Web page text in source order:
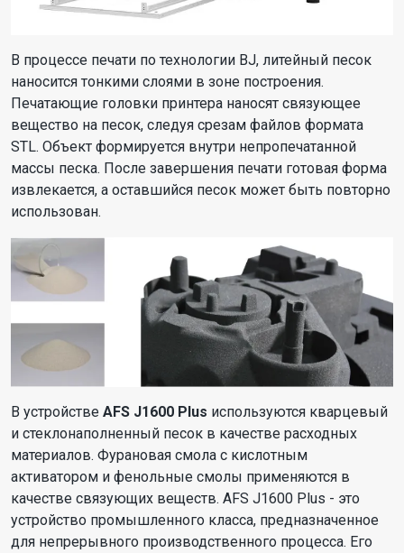
В процессе печати по технологии BJ, литейный песок
наносится тонкими слоями в зоне построения.
Печатающие головки принтера наносят связующее
вещество на песок, следуя срезам файлов формата
STL. Объект формируется внутри непропечатанной
массы песка. После завершения печати готовая форма
извлекается, а оставшийся песок может быть повторно
использован.
В устройстве AFS J1600 Plus используются кварцевый
и стеклонаполненный песок в качестве расходных
материалов. Фурановая смола с кислотным
активатором и фенольные смолы применяются в
качестве связующих веществ. AFS J1600 Plus - это
устройство промышленного класса, предназначенное
для непрерывного производственного процесса. Его